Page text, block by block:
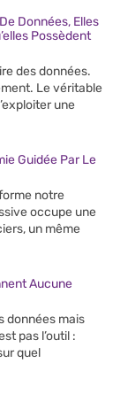
Données, Elles
Possèdent
des données.
Le véritable
une
Guidée Par Le
notre
occupe une
un même
Aucune
données mais
pas l’outil :
quel